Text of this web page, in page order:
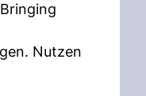
Nutzen